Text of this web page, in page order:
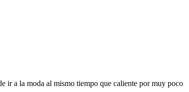
ir a la moda al mismo tiempo que caliente por muy poco